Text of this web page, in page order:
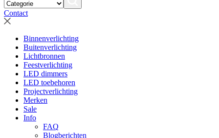
Contact
Binnenverlichting
Buitenverlichting
Lichtbronnen
Feestverlichting
LED dimmers
LED toebehoren
Projectverlichting
Merken
Sale
Info
FAQ
Blogberichten